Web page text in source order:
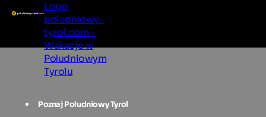
Logo
poludniowy-
tyrol.com -
Wakacje w
Południowym
Tyrolu
Poznaj Południowy Tyrol